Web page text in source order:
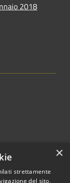
2018
×
strettamente
del sito,